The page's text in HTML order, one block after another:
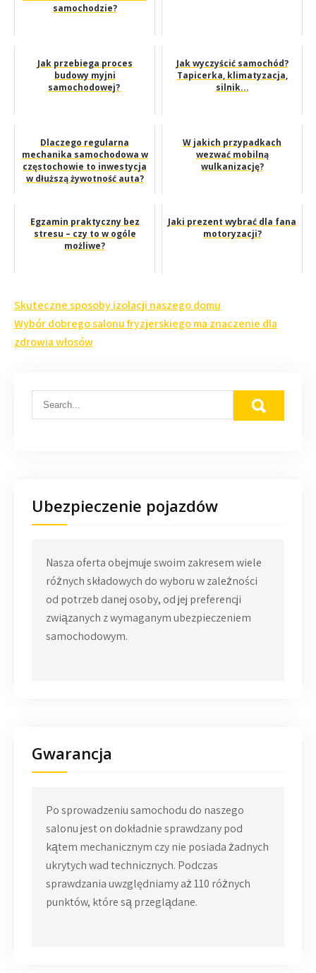
samochodzie?
Jak przebiega proces
budowy myjni
samochodowej?
Jak wyczyścić samochód?
Tapicerka, klimatyzacja,
silnik...
Dlaczego regularna
mechanika samochodowa w
częstochowie to inwestycja
w dłuższą żywotność auta?
W jakich przypadkach
wezwać mobilną
wulkanizację?
Egzamin praktyczny bez
stresu – czy to w ogóle
możliwe?
Jaki prezent wybrać dla fana
motoryzacji?
Nawigacja
wpisu
Skuteczne sposoby izolacji naszego domu
Wybór dobrego salonu fryzjerskiego ma znaczenie dla
zdrowia włosów
Ubezpieczenie pojazdów
Nasza oferta obejmuje swoim zakresem wiele
różnych składowych do wyboru w zależności
od potrzeb danej osoby, od jej preferencji
związanych z wymaganym ubezpieczeniem
samochodowym.
Gwarancja
Po sprowadzeniu samochodu do naszego
salonu jest on dokładnie sprawdzany pod
kątem mechanicznym czy nie posiada żadnych
ukrytych wad technicznych. Podczas
sprawdzania uwzględniamy aż 110 różnych
punktów, które są przeglądane.